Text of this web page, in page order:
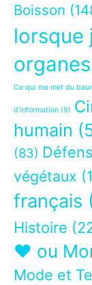
Boisson
lorsque
Ce qui me met du
d’information (9)
humain
(83)
végétaux
français
Histoire
❤ ou
Mode et